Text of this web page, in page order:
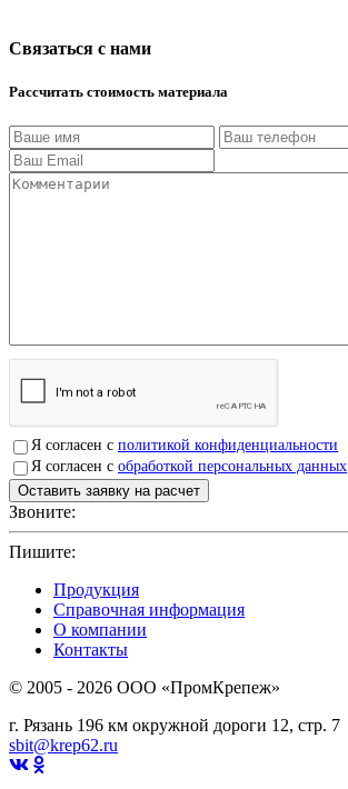
Связаться с нами
Рассчитать стоимость материала
Я согласен с политикой конфиденциальности
Я согласен с обработкой персональных данных
Звоните:
Пишите:
Продукция
Справочная информация
О компании
Контакты
© 2005 - 2026 OOO «ПромКрепеж»
г. Рязань 196 км окружной дороги 12, стр. 7
sbit@krep62.ru